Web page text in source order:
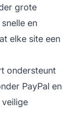
grote
en
elke site een
ondersteunt
PayPal en